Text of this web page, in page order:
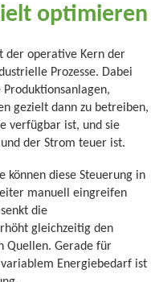
optimieren
der operative Kern der
Prozesse. Dabei
gezielt dann zu betreiben,
verfügbar ist, und sie
der Strom teuer ist.
können diese Steuerung in
manuell eingreifen
die
gleichzeitig den
Quellen. Gerade für
Energiebedarf ist